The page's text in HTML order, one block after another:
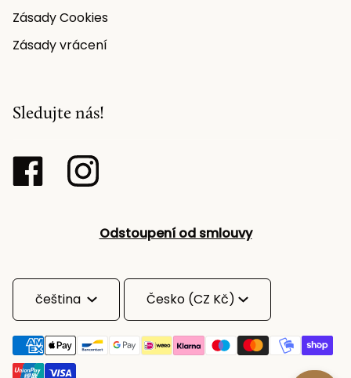
Zásady Cookies
Zásady vrácení
Sledujte nás!
Odstoupení od smlouvy
Jazyk
čeština Měna
Česko (CZ Kč)